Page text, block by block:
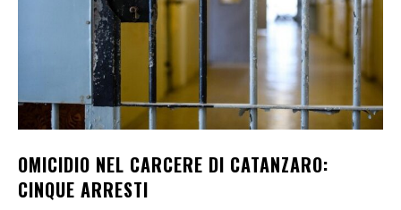
OMICIDIO NEL CARCERE DI CATANZARO:
CINQUE ARRESTI